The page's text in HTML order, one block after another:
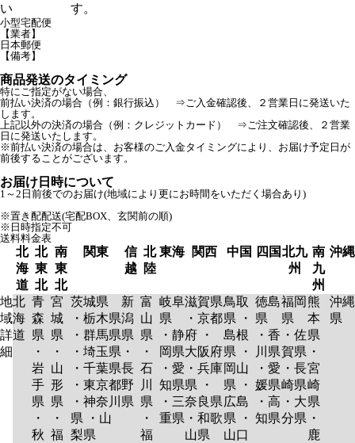
い
す。
小型宅配便
【業者】
日本郵便
【備考】
商品発送のタイミング
特にご指定がない場合、
前払い決済の場合（例：銀行振込） ⇒ご入金確認後、２営業日に発送いた
します。
上記以外の決済の場合（例：クレジットカード） ⇒ご注文確認後、２営業
日に発送いたします。
※前払い決済の場合は、お客様のご入金タイミングにより、お届け予定日が
前後することがございます。
お届け日時について
1～2日前後でのお届け(地域により更にお時間をいただく場合あり)
※置き配配送(宅配BOX、玄関前の順)
※日時指定不可
送料料金表
北
海
道
北
東
北
南
東
北
関東
信
越
北
陸
東海 関西 中国 四国北九
州
南
九
州
沖縄
地
域
詳
細
北
海
道
青
森
県
・
岩
手
県
・
秋
宮
城
県
・
山
形
県
・
福
茨城県
・栃木県
・群馬県
・埼玉県
・千葉県
・東京都
・神奈川
県 ・山
梨県
新
潟
県
・
長
野
県
富
山
県
・
石
川
県
・
福
岐阜
県
・静
岡県
・愛
知県
・三
重県
滋賀県
・京都
府 ・
大阪府
・兵庫
県 ・
奈良県
・和歌
山県
鳥取
県 ・
島根
県 ・
岡山
県 ・
広島
県 ・
山口
徳島
県
・香
川県
・愛
媛県
・高
知県
福岡
県
・佐
賀県
・長
崎県
・大
分県
熊
本
県
・
宮
崎
県
・
鹿
沖縄
県